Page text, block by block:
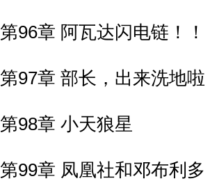
第96章 阿瓦达闪电链！！
第97章 部长，出来洗地啦
第98章 小天狼星
第99章 凤凰社和邓布利多